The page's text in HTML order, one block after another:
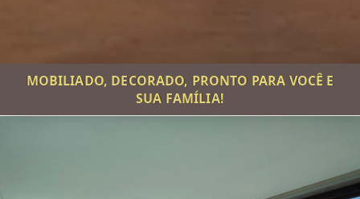
MOBILIADO, DECORADO, PRONTO PARA VOCÊ E
SUA FAMÍLIA!